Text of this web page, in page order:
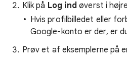
Klik på Log ind øverst i
Hvis profilbilledet eller
Google-konto er der, er
Prøv et af eksemplerne på